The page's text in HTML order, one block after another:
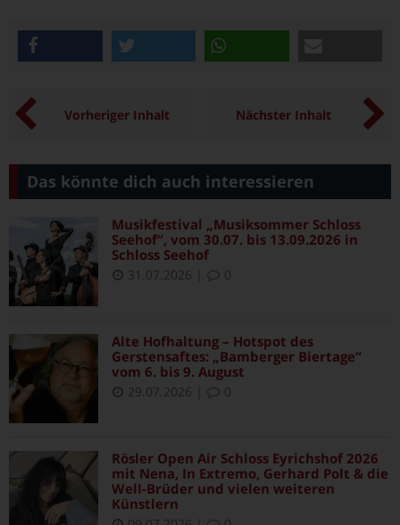
Vorheriger Inhalt Nächster Inhalt
Das könnte dich auch interessieren
Musikfestival „Musiksommer Schloss
Seehof“, vom 30.07. bis 13.09.2026 in
Schloss Seehof
31.07.2026 0
Alte Hofhaltung – Hotspot des
Gerstensaftes: „Bamberger Biertage“
vom 6. bis 9. August
29.07.2026 0
Rösler Open Air Schloss Eyrichshof 2026
mit Nena, In Extremo, Gerhard Polt & die
Well-Brüder und vielen weiteren
Künstlern